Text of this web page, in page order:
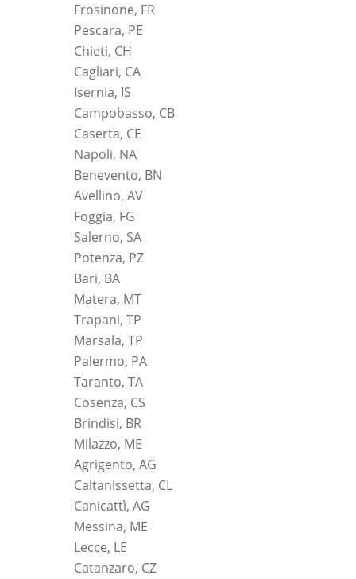
Frosinone, FR
Pescara, PE
Chieti, CH
Cagliari, CA
Isernia, IS
Campobasso, CB
Caserta, CE
Napoli, NA
Benevento, BN
Avellino, AV
Foggia, FG
Salerno, SA
Potenza, PZ
Bari, BA
Matera, MT
Trapani, TP
Marsala, TP
Palermo, PA
Taranto, TA
Cosenza, CS
Brindisi, BR
Milazzo, ME
Agrigento, AG
Caltanissetta, CL
Canicattì, AG
Messina, ME
Lecce, LE
Catanzaro, CZ